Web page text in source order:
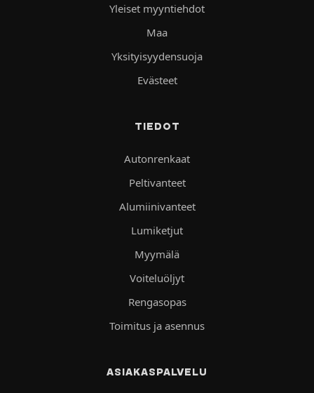
Yleiset myyntiehdot
Maa
Yksityisyydensuoja
Evästeet
TIEDOT
Autonrenkaat
Peltivanteet
Alumiinivanteet
Lumiketjut
Myymälä
Voiteluöljyt
Rengasopas
Toimitus ja asennus
ASIAKASPALVELU